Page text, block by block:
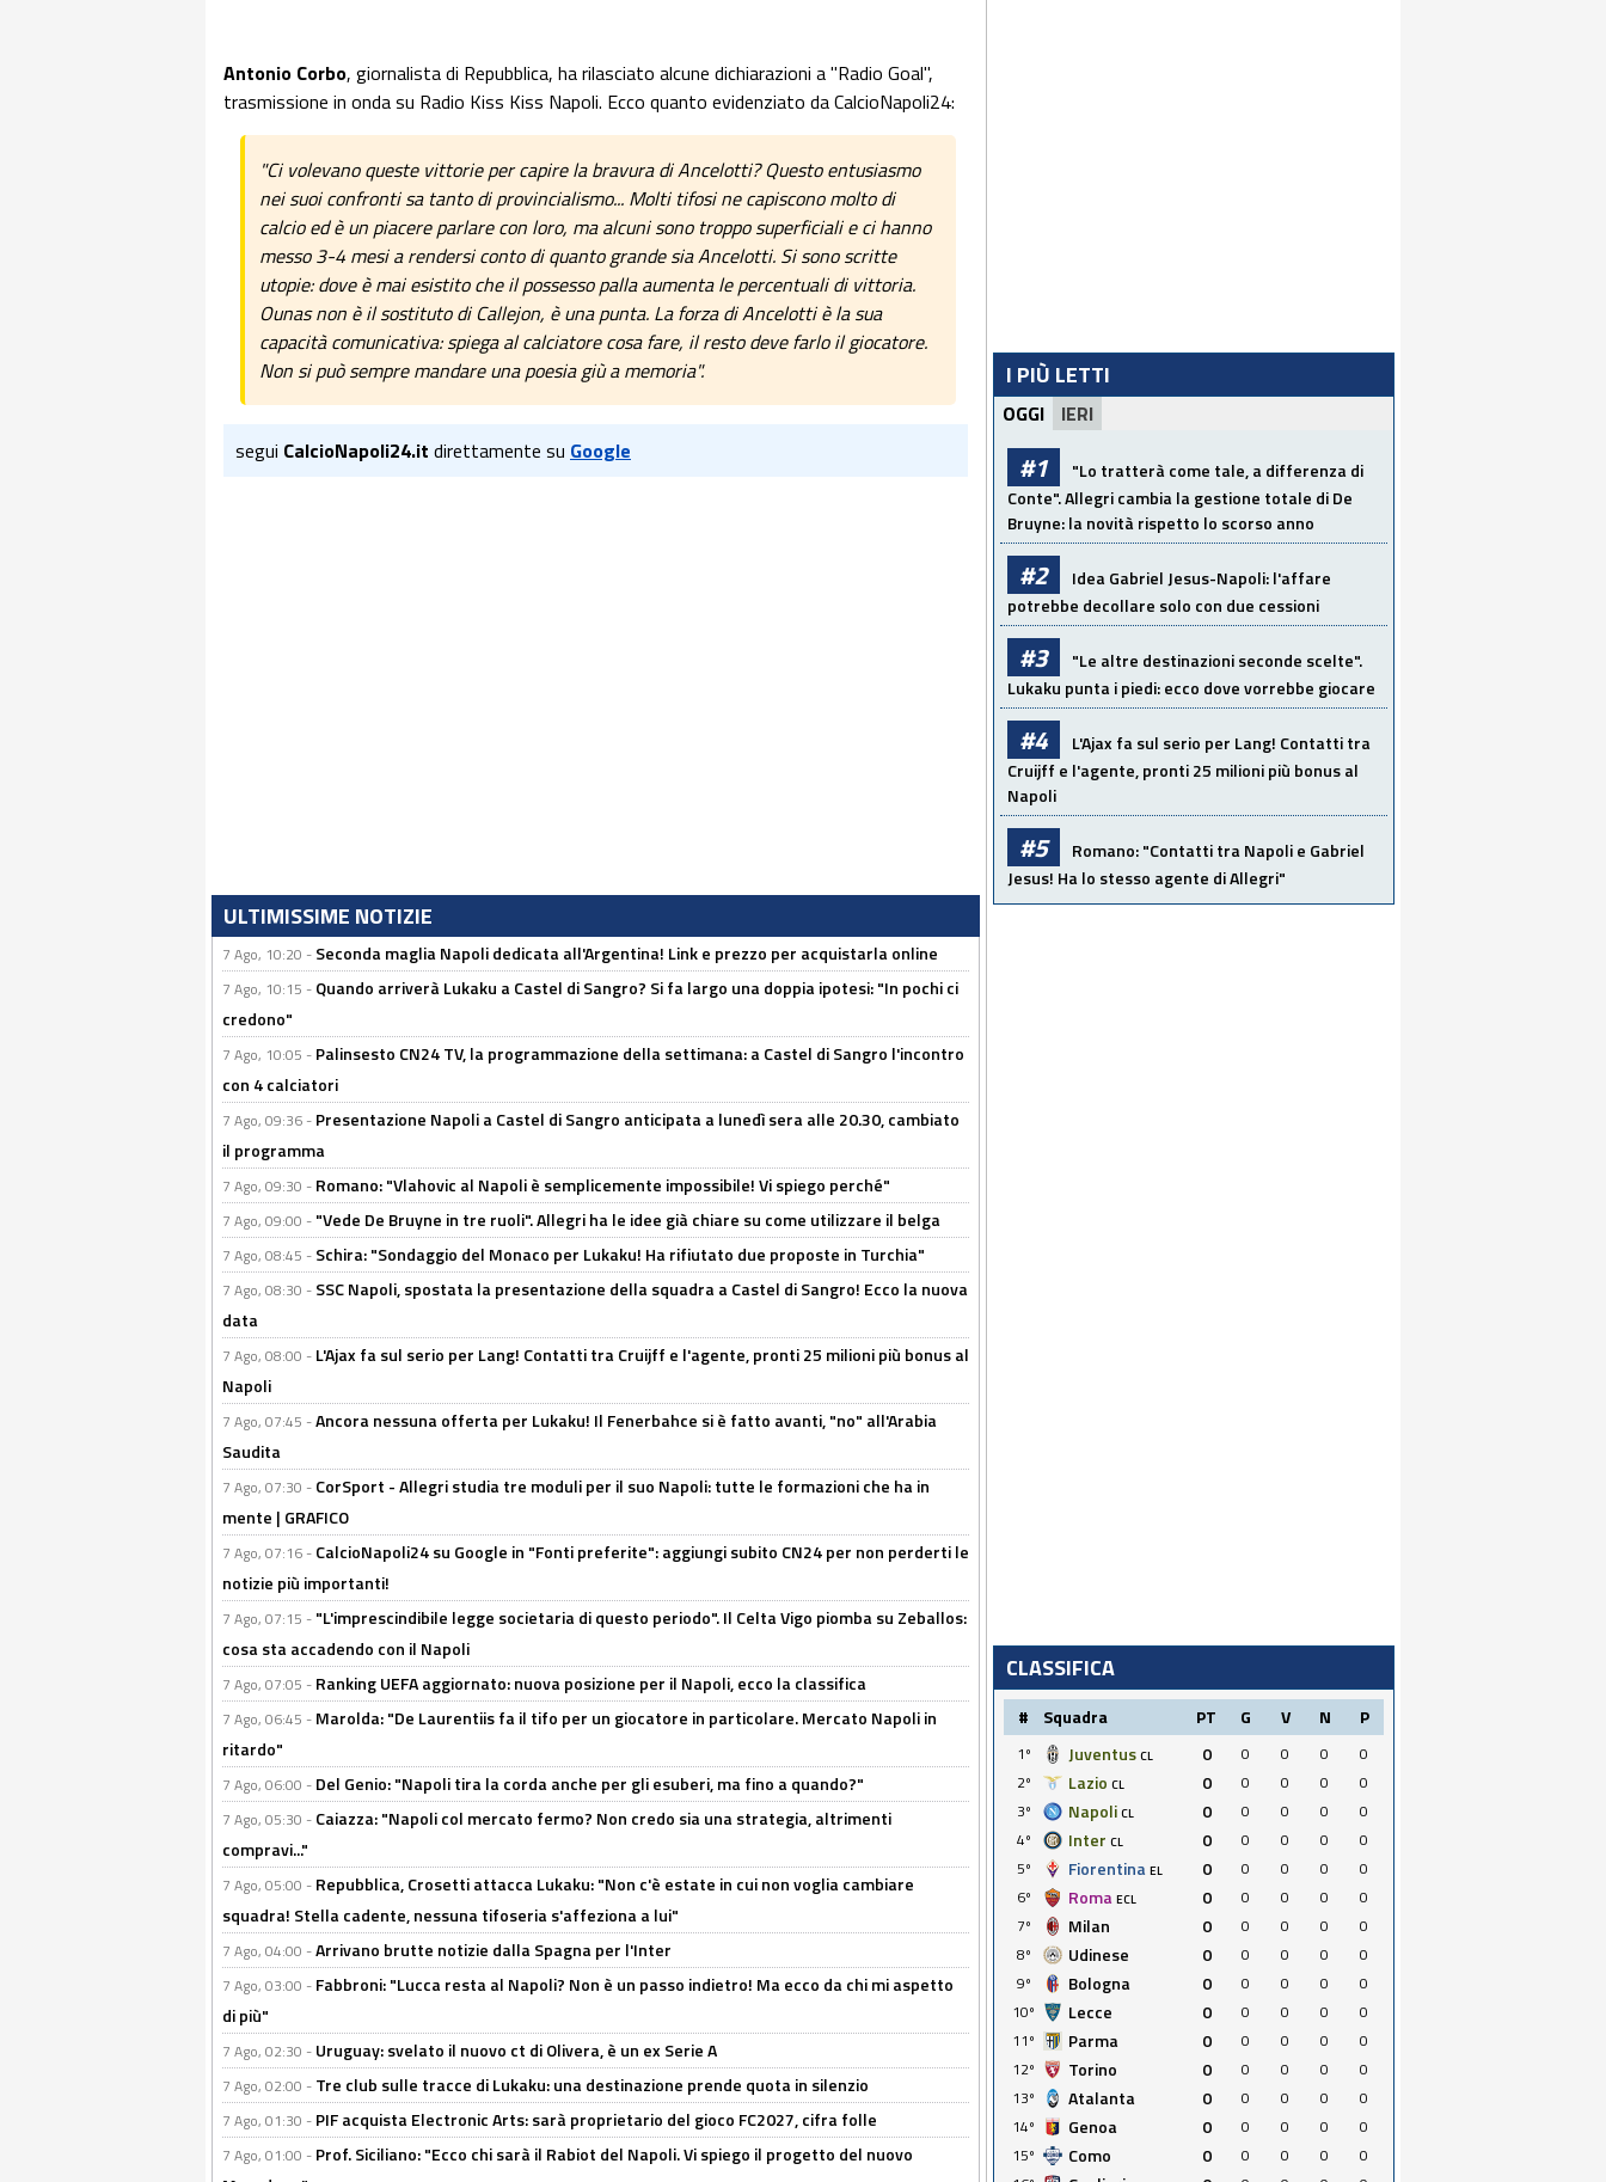
Antonio Corbo, giornalista di Repubblica, ha rilasciato alcune dichiarazioni a "Radio Goal",
trasmissione in onda su Radio Kiss Kiss Napoli. Ecco quanto evidenziato da CalcioNapoli24:
"Ci volevano queste vittorie per capire la bravura di Ancelotti? Questo entusiasmo
nei suoi confronti sa tanto di provincialismo... Molti tifosi ne capiscono molto di
calcio ed è un piacere parlare con loro, ma alcuni sono troppo superficiali e ci hanno
messo 3-4 mesi a rendersi conto di quanto grande sia Ancelotti. Si sono scritte
utopie: dove è mai esistito che il possesso palla aumenta le percentuali di vittoria.
Ounas non è il sostituto di Callejon, è una punta. La forza di Ancelotti è la sua
capacità comunicativa: spiega al calciatore cosa fare, il resto deve farlo il giocatore.
Non si può sempre mandare una poesia giù a memoria".
segui CalcioNapoli24.it direttamente su Google
ULTIMISSIME NOTIZIE
7 Ago, 10:20 - Seconda maglia Napoli dedicata all'Argentina! Link e prezzo per acquistarla online
7 Ago, 10:15 - Quando arriverà Lukaku a Castel di Sangro? Si fa largo una doppia ipotesi: "In pochi ci
credono"
7 Ago, 10:05 - Palinsesto CN24 TV, la programmazione della settimana: a Castel di Sangro l'incontro
con 4 calciatori
7 Ago, 09:36 - Presentazione Napoli a Castel di Sangro anticipata a lunedì sera alle 20.30, cambiato
il programma
7 Ago, 09:30 - Romano: "Vlahovic al Napoli è semplicemente impossibile! Vi spiego perché"
7 Ago, 09:00 - "Vede De Bruyne in tre ruoli". Allegri ha le idee già chiare su come utilizzare il belga
7 Ago, 08:45 - Schira: "Sondaggio del Monaco per Lukaku! Ha rifiutato due proposte in Turchia"
7 Ago, 08:30 - SSC Napoli, spostata la presentazione della squadra a Castel di Sangro! Ecco la nuova
data
7 Ago, 08:00 - L'Ajax fa sul serio per Lang! Contatti tra Cruijff e l'agente, pronti 25 milioni più bonus al
Napoli
7 Ago, 07:45 -Ancora nessuna offerta per Lukaku! Il Fenerbahce si è fatto avanti, "no" all'Arabia
Saudita
7 Ago, 07:30 - CorSport - Allegri studia tre moduli per il suo Napoli: tutte le formazioni che ha in
mente | GRAFICO
7 Ago, 07:16 - CalcioNapoli24 su Google in "Fonti preferite": aggiungi subito CN24 per non perderti le
notizie più importanti!
7 Ago, 07:15 - "L'imprescindibile legge societaria di questo periodo". Il Celta Vigo piomba su Zeballos:
cosa sta accadendo con il Napoli
7 Ago, 07:05 - Ranking UEFA aggiornato: nuova posizione per il Napoli, ecco la classifica
7 Ago, 06:45 - Marolda: "De Laurentiis fa il tifo per un giocatore in particolare. Mercato Napoli in
ritardo"
7 Ago, 06:00 - Del Genio: "Napoli tira la corda anche per gli esuberi, ma fino a quando?"
7 Ago, 05:30 - Caiazza: "Napoli col mercato fermo? Non credo sia una strategia, altrimenti
compravi..."
7 Ago, 05:00 - Repubblica, Crosetti attacca Lukaku: "Non c'è estate in cui non voglia cambiare
squadra! Stella cadente, nessuna tifoseria s'affeziona a lui"
7 Ago, 04:00 -Arrivano brutte notizie dalla Spagna per l'Inter
7 Ago, 03:00 - Fabbroni: "Lucca resta al Napoli? Non è un passo indietro! Ma ecco da chi mi aspetto
di più"
7 Ago, 02:30 - Uruguay: svelato il nuovo ct di Olivera, è un ex Serie A
7 Ago, 02:00 - Tre club sulle tracce di Lukaku: una destinazione prende quota in silenzio
7 Ago, 01:30 - PIF acquista Electronic Arts: sarà proprietario del gioco FC2027, cifra folle
7 Ago, 01:00 - Prof. Siciliano: "Ecco chi sarà il Rabiot del Napoli. Vi spiego il progetto del nuovo
I PIÙ LETTI
OGGI IERI
#1
"Lo tratterà come tale, a differenza di
Conte". Allegri cambia la gestione totale di De
Bruyne: la novità rispetto lo scorso anno
#2
Idea Gabriel Jesus-Napoli: l'affare
potrebbe decollare solo con due cessioni
#3
"Le altre destinazioni seconde scelte".
Lukaku punta i piedi: ecco dove vorrebbe giocare
#4
L'Ajax fa sul serio per Lang! Contatti tra
Cruijff e l'agente, pronti 25 milioni più bonus al
Napoli
#5
Romano: "Contatti tra Napoli e Gabriel
Jesus! Ha lo stesso agente di Allegri"
CLASSIFICA
# Squadra PT G V N P
1º Juventus CL 0 0 0 0
0
2º
Lazio CL 0 0 0 0
0
3º
Napoli CL 0 0 0 0
0
4º
Inter CL 0 0 0 0
0
5º
Fiorentina EL 0 0 0 0
0
6º
Roma ECL 0 0 0 0
0
7º
Milan 0 0 0 0
0
8º
Udinese 0 0 0 0
0
9º
Bologna 0 0 0 0
0
10º
Lecce 0 0 0 0
0
11º
Parma 0 0 0 0
0
12º
Torino 0 0 0 0
0
13º
Atalanta 0 0 0 0
0
14º
Genoa 0 0 0 0
0
15º
Como 0 0 0 0
0